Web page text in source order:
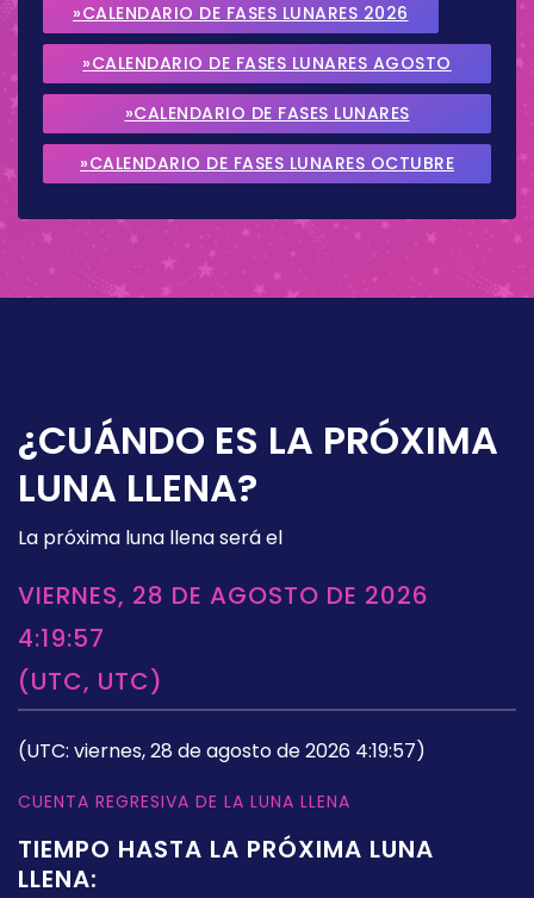
»CALENDARIO DE FASES LUNARES 2026
»CALENDARIO DE FASES LUNARES AGOSTO
2026
»CALENDARIO DE FASES LUNARES
SEPTIEMBRE 2026
»CALENDARIO DE FASES LUNARES OCTUBRE
¿CUÁNDO ES LA PRÓXIMA
LUNA LLENA?
La próxima luna llena será el
VIERNES, 28 DE AGOSTO DE 2026
4:19:57
(UTC, UTC)
(UTC: viernes, 28 de agosto de 2026 4:19:57)
CUENTA REGRESIVA DE LA LUNA LLENA
TIEMPO HASTA LA PRÓXIMA LUNA
LLENA: